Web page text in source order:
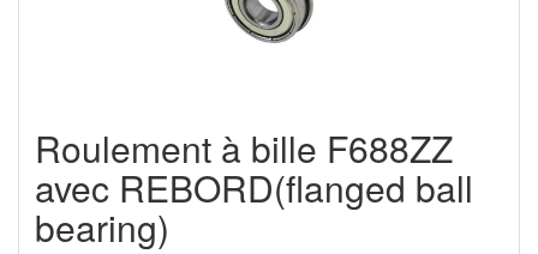
Roulement à bille F688ZZ
avec REBORD(flanged ball
bearing)